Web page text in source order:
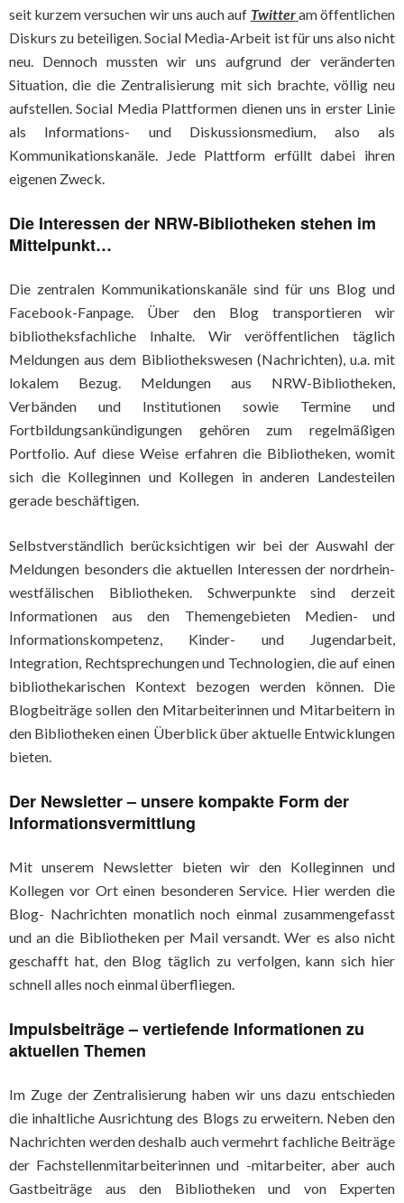
seit kurzem versuchen wir uns auch auf Twitteram öffentlichen
Diskurs zu beteiligen. Social Media-Arbeit ist für uns also nicht
neu. Dennoch mussten wir uns aufgrund der veränderten
Situation, die die Zentralisierung mit sich brachte, völlig neu
aufstellen. Social Media Plattformen dienen uns in erster Linie
als Informations- und Diskussionsmedium, also als
Kommunikationskanäle. Jede Plattform erfüllt dabei ihren
eigenen Zweck.
Die Interessen der NRW-Bibliotheken stehen im
Mittelpunkt…
Die zentralen Kommunikationskanäle sind für uns Blog und
Facebook-Fanpage. Über den Blog transportieren wir
bibliotheksfachliche Inhalte. Wir veröffentlichen täglich
Meldungen aus dem Bibliothekswesen (Nachrichten), u.a. mit
lokalem Bezug. Meldungen aus NRW-Bibliotheken,
Verbänden und Institutionen sowie Termine und
Fortbildungsankündigungen gehören zum regelmäßigen
Portfolio. Auf diese Weise erfahren die Bibliotheken, womit
sich die Kolleginnen und Kollegen in anderen Landesteilen
gerade beschäftigen.
Selbstverständlich berücksichtigen wir bei der Auswahl der
Meldungen besonders die aktuellen Interessen der nordrhein-
westfälischen Bibliotheken. Schwerpunkte sind derzeit
Informationen aus den Themengebieten Medien- und
Informationskompetenz, Kinder- und Jugendarbeit,
Integration, Rechtsprechungen und Technologien, die auf einen
bibliothekarischen Kontext bezogen werden können. Die
Blogbeiträge sollen den Mitarbeiterinnen und Mitarbeitern in
den Bibliotheken einen Überblick über aktuelle Entwicklungen
bieten.
Der Newsletter – unsere kompakte Form der
Informationsvermittlung
Mit unserem Newsletter bieten wir den Kolleginnen und
Kollegen vor Ort einen besonderen Service. Hier werden die
Blog- Nachrichten monatlich noch einmal zusammengefasst
und an die Bibliotheken per Mail versandt. Wer es also nicht
geschafft hat, den Blog täglich zu verfolgen, kann sich hier
schnell alles noch einmal überfliegen.
Impulsbeiträge – vertiefende Informationen zu
aktuellen Themen
Im Zuge der Zentralisierung haben wir uns dazu entschieden
die inhaltliche Ausrichtung des Blogs zu erweitern. Neben den
Nachrichten werden deshalb auch vermehrt fachliche Beiträge
der Fachstellenmitarbeiterinnen und -mitarbeiter, aber auch
Gastbeiträge aus den Bibliotheken und von Experten